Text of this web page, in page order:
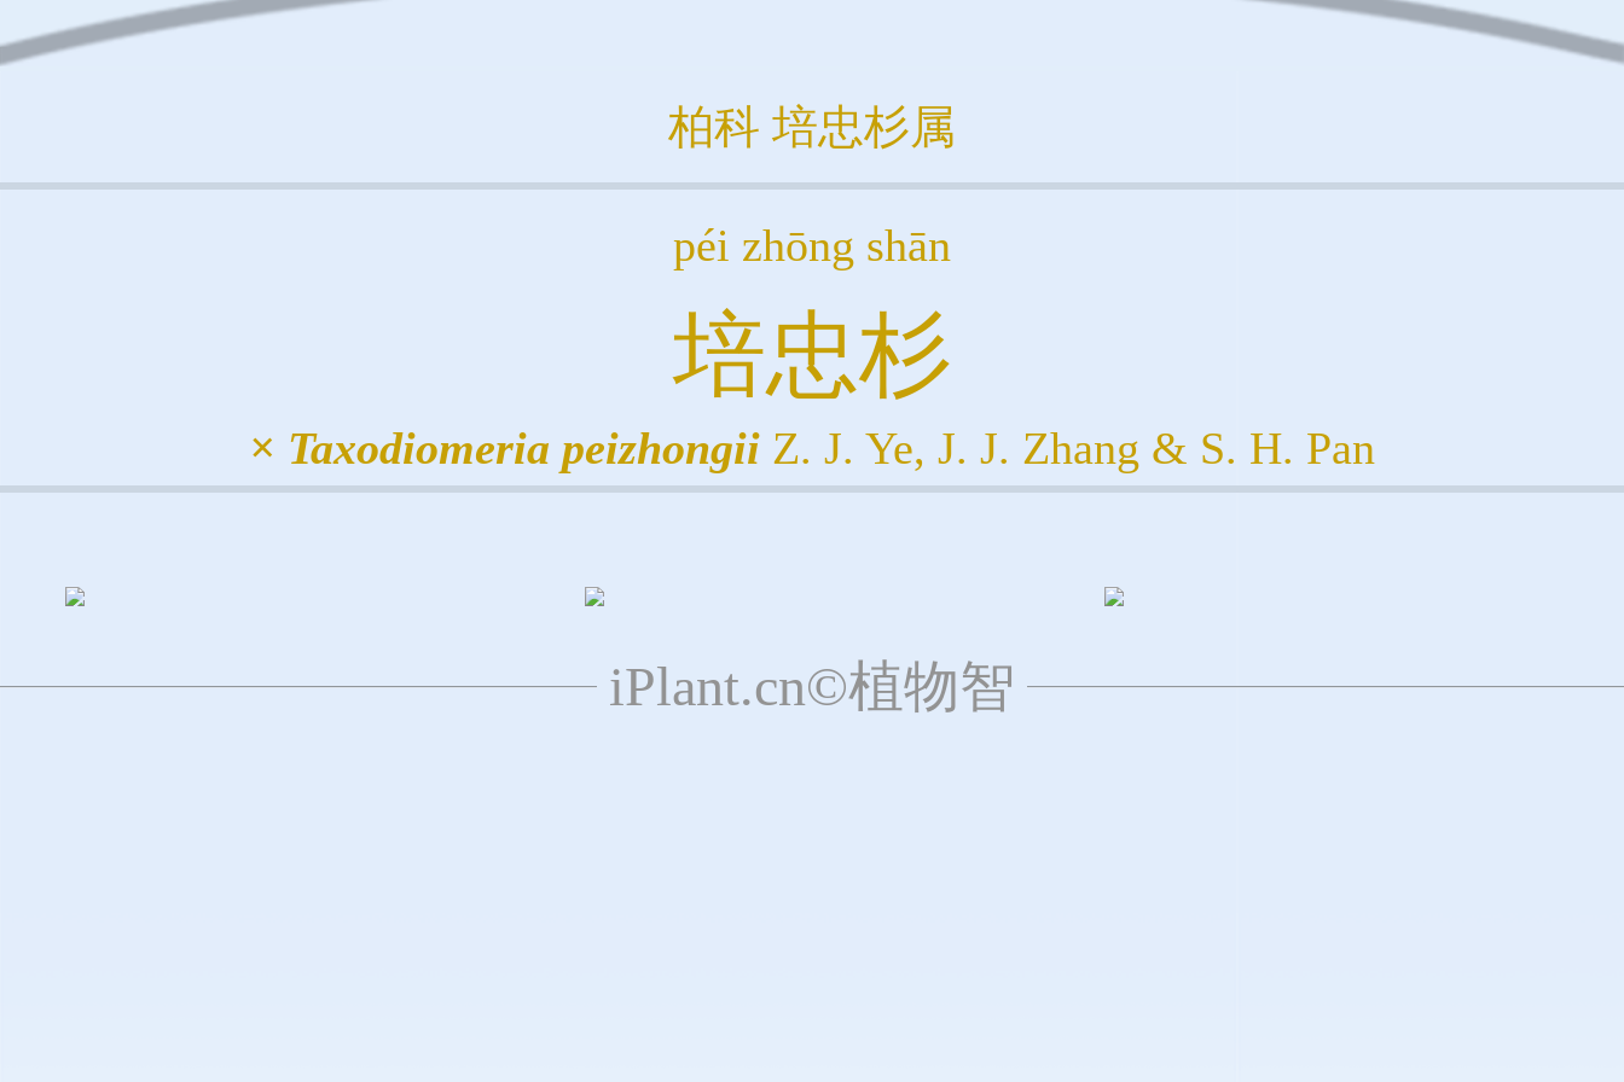
柏科 培忠杉属
péi zhōng shān
培忠杉
× Taxodiomeria peizhongii Z. J. Ye, J. J. Zhang & S. H. Pan
iPlant.cn©植物智